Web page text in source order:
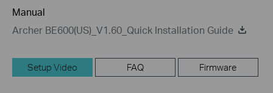
Manual
Archer BE600(US)_V1.60_Quick Installation Guide
Setup Video FAQ Firmware